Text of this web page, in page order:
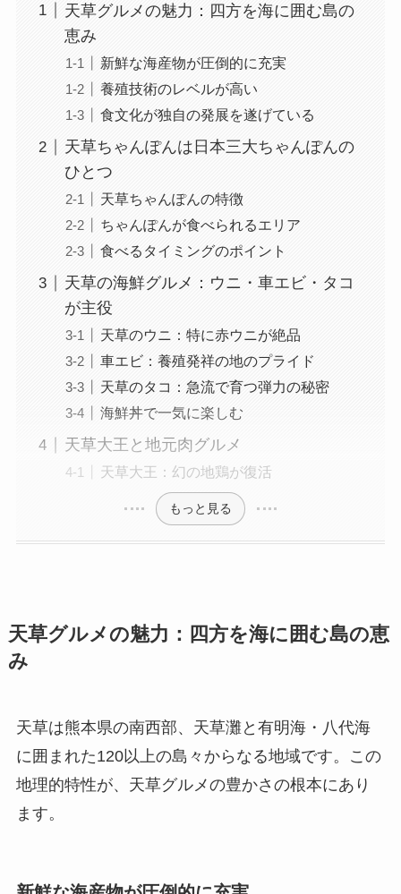
天草グルメの魅力：四方を海に囲む島の
恵み
新鮮な海産物が圧倒的に充実
養殖技術のレベルが高い
食文化が独自の発展を遂げている
天草ちゃんぽんは日本三大ちゃんぽんの
ひとつ
天草ちゃんぽんの特徴
ちゃんぽんが食べられるエリア
食べるタイミングのポイント
天草の海鮮グルメ：ウニ・車エビ・タコ
が主役
天草のウニ：特に赤ウニが絶品
車エビ：養殖発祥の地のプライド
天草のタコ：急流で育つ弾力の秘密
海鮮丼で一気に楽しむ
天草大王と地元肉グルメ
天草大王：幻の地鶏が復活
もっと見る
天草グルメの魅力：四方を海に囲む島の恵
み
天草は熊本県の南西部、天草灘と有明海・八代海
に囲まれた120以上の島々からなる地域です。この
地理的特性が、天草グルメの豊かさの根本にあり
ます。